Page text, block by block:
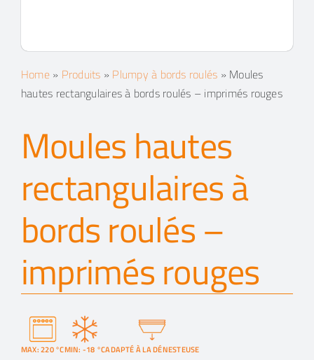
Home» Produits » Plumpy à bords roulés » Moules
hautes rectangulaires à bords roulés – imprimés rouges
Moules hautes
rectangulaires à
bords roulés –
imprimés rouges
MAX: 220 °CMIN: -18 °CADAPTÉ À LA DÉNESTEUSE